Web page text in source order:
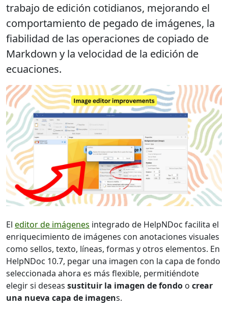
trabajo de edición cotidianos, mejorando el
comportamiento de pegado de imágenes, la
fiabilidad de las operaciones de copiado de
Markdown y la velocidad de la edición de
ecuaciones.
El editor de imágenes integrado de HelpNDoc facilita el
enriquecimiento de imágenes con anotaciones visuales
como sellos, texto, líneas, formas y otros elementos. En
HelpNDoc 10.7, pegar una imagen con la capa de fondo
seleccionada ahora es más flexible, permitiéndote
elegir si deseas sustituir la imagen de fondo o crear
una nueva capa de imagens.